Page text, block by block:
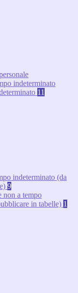
indeterminato
11
indeterminato (da
9
non a tempo
in tabelle) 1